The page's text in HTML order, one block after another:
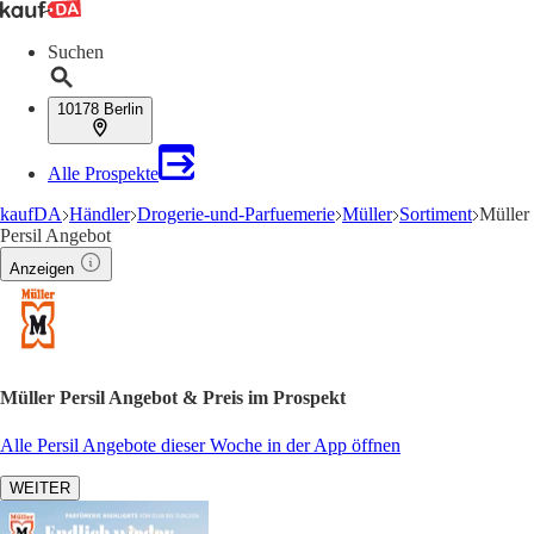
Suchen
10178 Berlin
Alle Prospekte
kaufDA Händler Drogerie-und-Parfuemerie Müller Sortiment Müller
Persil Angebot
Anzeigen
Müller Persil Angebot & Preis im Prospekt
Alle Persil Angebote dieser Woche in der App öffnen
WEITER